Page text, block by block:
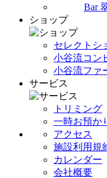
Bar
ショップ
セレクトシ
小谷流コン
小谷流ファ
サービス
トリミング
一時お預か
アクセス
施設利用規
カレンダー
会社概要